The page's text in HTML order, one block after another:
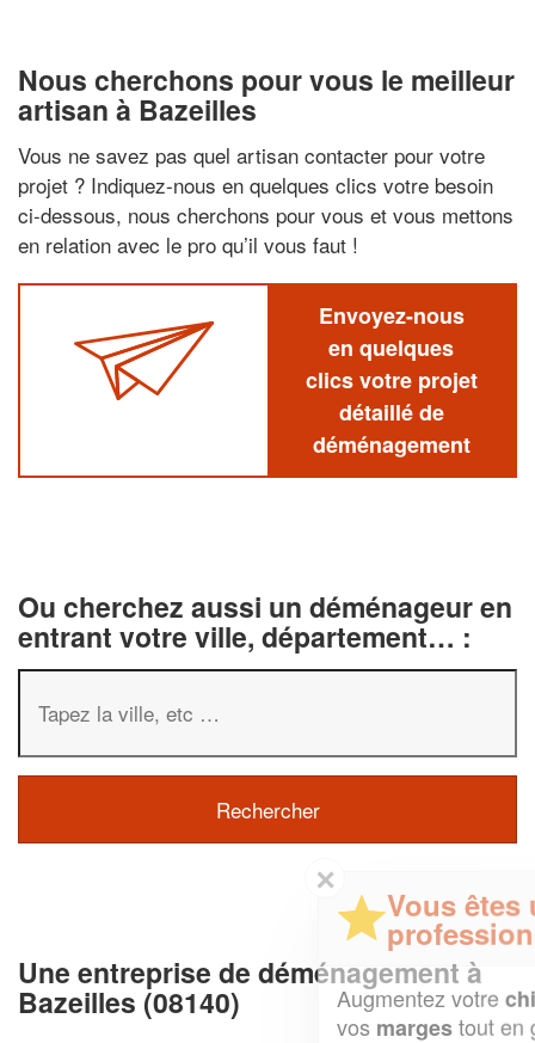
Nous cherchons pour vous le meilleur
artisan à Bazeilles
Vous ne savez pas quel artisan contacter pour votre
projet ? Indiquez-nous en quelques clics votre besoin
ci-dessous, nous cherchons pour vous et vous mettons
en relation avec le pro qu’il vous faut !
Envoyez-nous
en quelques
clics votre projet
détaillé de
déménagement
Ou cherchez aussi un déménageur en
entrant votre ville, département… :
Une entreprise de déménagement à
Bazeilles (08140)
Vous êtes un
professionnel ?
Augmentez votre chiffre d'affaireset
vos
marges
tout en gagnant de